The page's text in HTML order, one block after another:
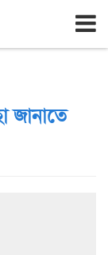
জানাতে